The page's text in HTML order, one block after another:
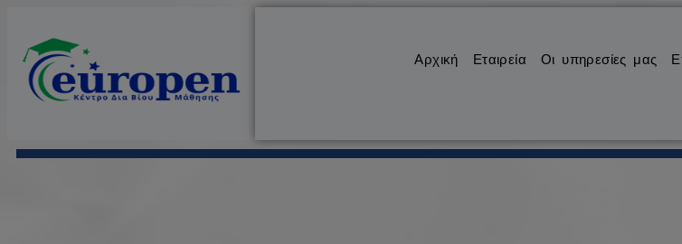
Αρχική Εταιρεία Οι υπηρεσίες μας